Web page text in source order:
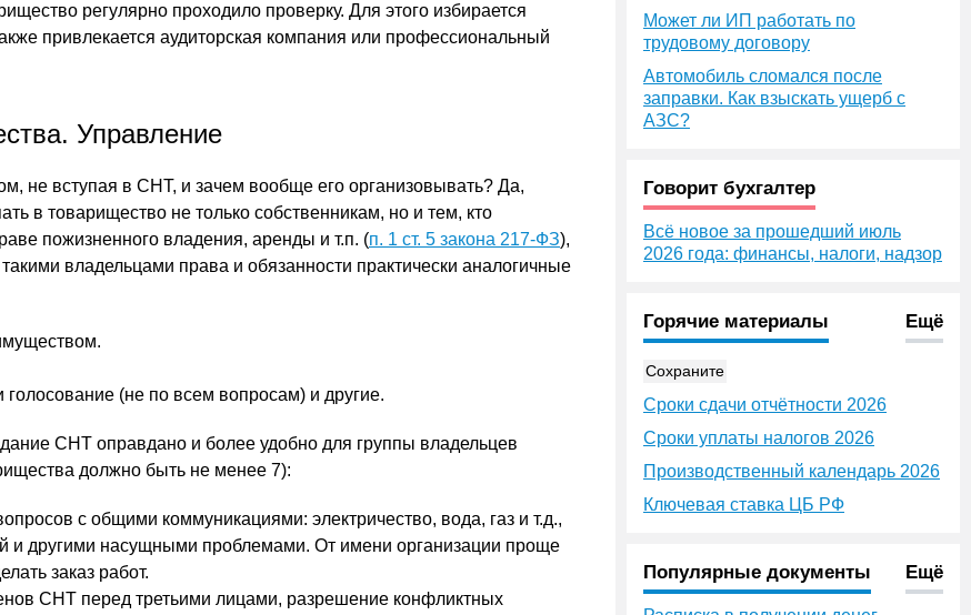
регулярно проходило проверку. Для этого избирается
привлекается аудиторская компания или профессиональный
Управление
не вступая в СНТ, и зачем вообще его организовывать? Да,
в товарищество не только собственникам, но и тем, кто
пожизненного владения, аренды и т.п. (п. 1 ст. 5 закона 217-ФЗ),
владельцами права и обязанности практически аналогичные
голосование (не по всем вопросам) и другие.
СНТ оправдано и более удобно для группы владельцев
должно быть не менее 7):
с общими коммуникациями: электричество, вода, газ и т.д.,
и другими насущными проблемами. От имени организации проще
заказ работ.
СНТ перед третьими лицами, разрешение конфликтных
Может ли ИП работать по
трудовому договору
Автомобиль сломался после
заправки. Как взыскать ущерб с
АЗС?
Говорит бухгалтер
Всё новое за прошедший июль
2026 года: финансы, налоги, надзор
Горячие материалы Ещё
Сохраните
Сроки сдачи отчётности 2026
Сроки уплаты налогов 2026
Производственный календарь 2026
Ключевая ставка ЦБ РФ
Популярные документы Ещё